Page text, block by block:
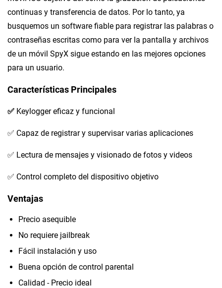
continuas y transferencia de datos. Por lo tanto, ya
busquemos un software fiable para registrar las palabras o
contraseñas escritas como para ver la pantalla y archivos
de un móvil SpyX sigue estando en las mejores opciones
para un usuario.
Características Principales
✅ Keylogger eficaz y funcional
✅ Capaz de registrar y supervisar varias aplicaciones
✅ Lectura de mensajes y visionado de fotos y videos
✅ Control completo del dispositivo objetivo
Ventajas
Precio asequible
No requiere jailbreak
Fácil instalación y uso
Buena opción de control parental
Calidad - Precio ideal